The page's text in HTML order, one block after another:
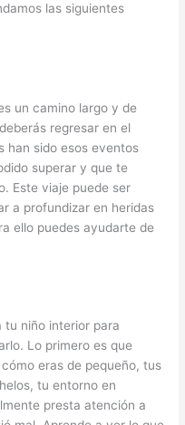
las siguientes
un camino largo y de
regresar en el
han sido esos eventos
superar y que te
Este viaje puede ser
a profundizar en heridas
ello puedes ayudarte de
tu niño interior para
Lo primero es que
eras de pequeño, tus
tu entorno en
presta atención a